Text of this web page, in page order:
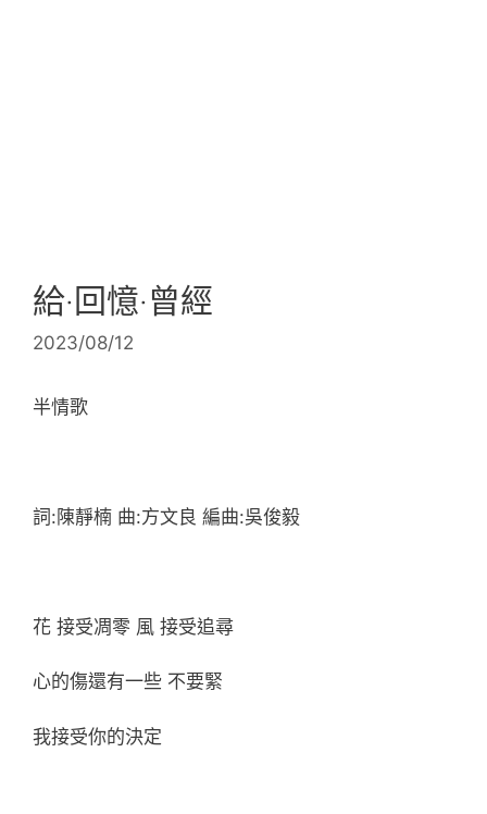
給‧回憶‧曾經
2023/08/12
半情歌
詞:陳靜楠 曲:方文良 編曲:吳俊毅
花 接受凋零 風 接受追尋
心的傷還有一些 不要緊
我接受你的決定